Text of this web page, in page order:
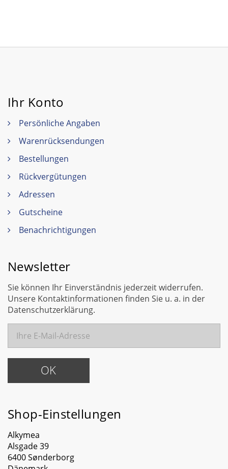
Ihr Konto
Persönliche Angaben
Warenrücksendungen
Bestellungen
Rückvergütungen
Adressen
Gutscheine
Benachrichtigungen
Newsletter
Sie können Ihr Einverständnis jederzeit widerrufen.
Unsere Kontaktinformationen finden Sie u. a. in der
Datenschutzerklärung.
Shop-Einstellungen
Alkymea
Alsgade 39
6400 Sønderborg